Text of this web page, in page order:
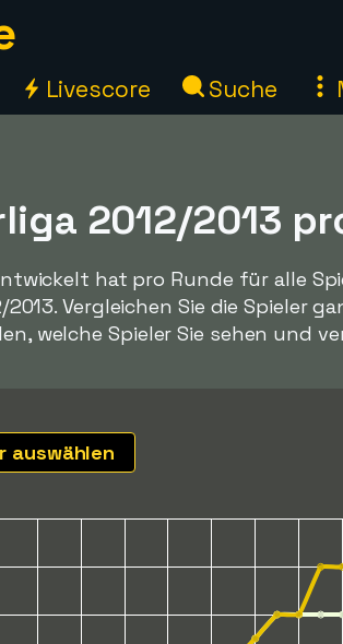
Livescore Suche
2012/2013
hat pro Runde für alle
Vergleichen Sie die Spieler
welche Spieler Sie sehen und
auswählen